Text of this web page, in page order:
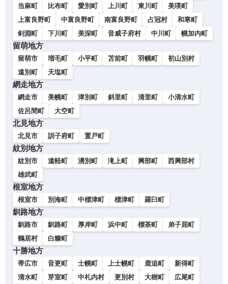
当麻町
比布町 愛別町 上川町 東川町
美瑛町
上富良野町
中富良野町 南富良野町 占冠村
和寒町
剣淵町
下川町 美深町 音威子府村 中川町 幌加内町
留萌地方
留萌市 増毛町 小平町 苫前町 羽幌町
初山別村
遠別町
天塩町
網走地方
網走市 美幌町 津別町 斜里町 清里町
小清水町
佐呂間町
大空町
北見地方
北見市 訓子府町 置戸町
紋別地方
紋別市 遠軽町 湧別町 滝上町 興部町
西興部村
雄武町
根室地方
根室市 別海町 中標津町 標津町 羅臼町
釧路地方
釧路市 釧路町 厚岸町 浜中町 標茶町
弟子屈町
鶴居村
白糠町
十勝地方
帯広市 音更町 士幌町 上士幌町 鹿追町
新得町
清水町
芽室町 中札内村 更別村 大樹町
広尾町